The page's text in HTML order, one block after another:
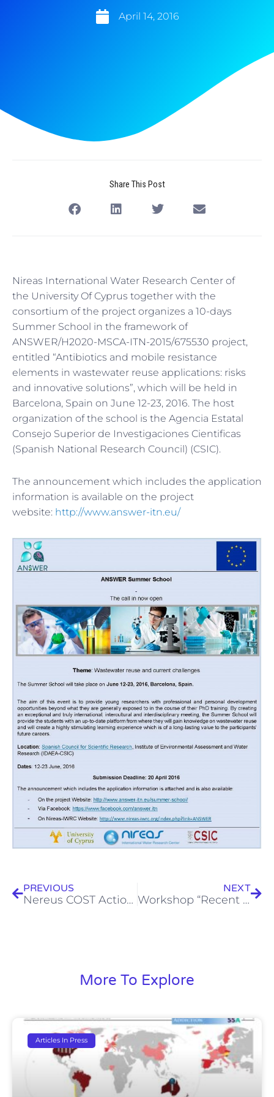
April 14, 2016
Share This Post
Nireas International Water Research Center of
the University Of Cyprus together with the
consortium of the project organizes a 10-days
Summer School in the framework of
ANSWER/H2020-MSCA-ITN-2015/675530 project,
entitled “Antibiotics and mobile resistance
elements in wastewater reuse applications: risks
and innovative solutions”, which will be held in
Barcelona, Spain on June 12-23, 2016. The host
organization of the school is the Agencia Estatal
Consejo Superior de Investigaciones Cientificas
(Spanish National Research Council) (CSIC).
The announcement which includes the application
information is available on the project
website: http://www.answer-itn.eu/
PREVIOUS
Nereus COST Action ES1403 – Training School Call
NEXT
Workshop “Recent engineering advances in cyber-physical systems, advanced materials for energy applications, and water/wastewater/environmental management systems” organized by the University Of Cyprus and Texas A&M University
More To Explore
Articles In Press